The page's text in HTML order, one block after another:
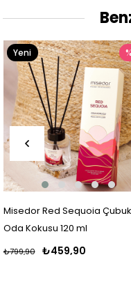
Misedor Dark Amber
Oda Kokusu 120 ml
₺459,90
₺799,90
Yeni
Ürün